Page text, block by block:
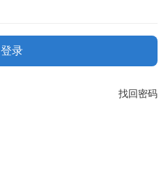
登录
找回密码